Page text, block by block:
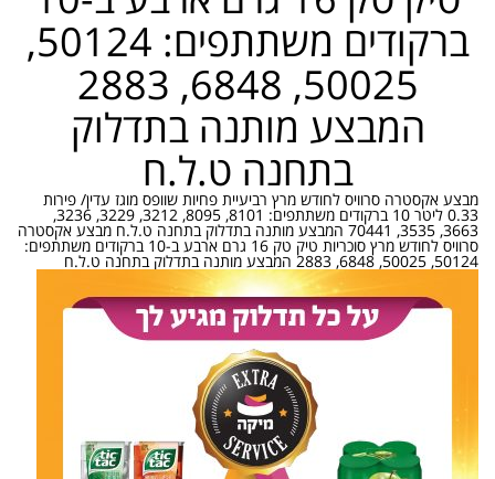
ברקודים משתתפים: 50124,
50025, 6848, 2883
המבצע מותנה בתדלוק
בתחנה ט.ל.ח
מבצע אקסטרה סרוויס לחודש מרץ רביעיית פחיות שוופס מוגז עדין/ פירות
0.33 ליטר 10 ברקודים משתתפים: 8101, 8095, 3212, 3229, 3236,
3663, 3535, 70441 המבצע מותנה בתדלוק בתחנה ט.ל.ח מבצע אקסטרה
סרוויס לחודש מרץ סוכריות טיק טק 16 גרם ארבע ב-10 ברקודים משתתפים:
50124, 50025, 6848, 2883 המבצע מותנה בתדלוק בתחנה ט.ל.ח